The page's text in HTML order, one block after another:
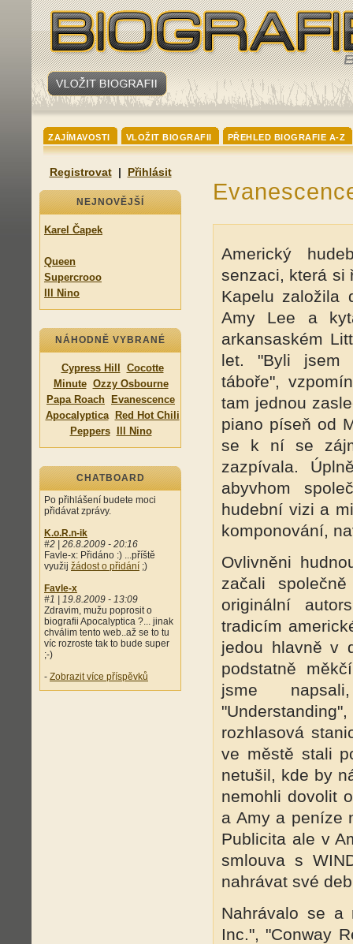
ZAJÍMAVOSTI VLOŽIT BIOGRAFII PŘEHLED BIOGRAFIE A-Z
Registrovat| Přihlásit
NEJNOVĚJŠÍ
Karel Čapek
Queen
Supercrooo
Ill Nino
NÁHODNĚ VYBRANÉ
Cypress Hill
Cocotte
Minute Ozzy Osbourne
Papa Roach
Evanescence
Apocalyptica
Red Hot Chili
Peppers
Ill Nino
CHATBOARD
Po přihlášení budete moci
přidávat zprávy.
K.o.R.n-ik
#2 | 26.8.2009 - 20:16
Favle-x: Přidáno :) ...příště
využij žádost o přidání ;)
Favle-x
#1 | 19.8.2009 - 13:09
Zdravim, mužu poprosit o
biografii Apocalyptica ?... jinak
chválim tento web..až se to tu
víc rozroste tak to bude super
;-)
- Zobrazit více příspěvků
Americký
senzaci, která si
Kapelu založila
Amy Lee a
arkansaském
let. "Byli jsem
táboře",
tam jednou
piano píseň od
se k ní se
zazpívala.
abyvhom
hudební vizi a
komponování,
Ovlivněni
začali
originální
tradicím
jedou hlavně v
podstatně
jsme
rozhlasová
ve městě stali
netušil, kde by
nemohli dovolit
a Amy a peníze
Publicita ale v
smlouva s
nahrávat své
Nahrávalo se a
Inc.", "Conway